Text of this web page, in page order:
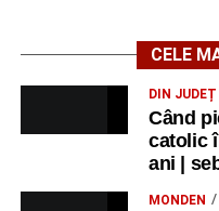
CELE
DIN JUDEȚ
Când
catolic
ani |
MONDEN